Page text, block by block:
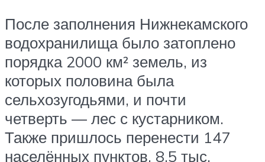
После заполнения Нижнекамского
водохранилища было затоплено
порядка 2000 км² земель, из
которых половина была
сельхозугодьями, и почти
четверть — лес с кустарником.
Также пришлось перенести 147
населённых пунктов, 8,5 тыс.